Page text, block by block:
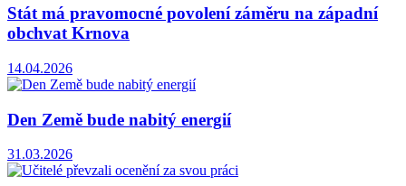
Stát má pravomocné povolení záměru na západní
obchvat Krnova
14.04.2026
Den Země bude nabitý energií
31.03.2026